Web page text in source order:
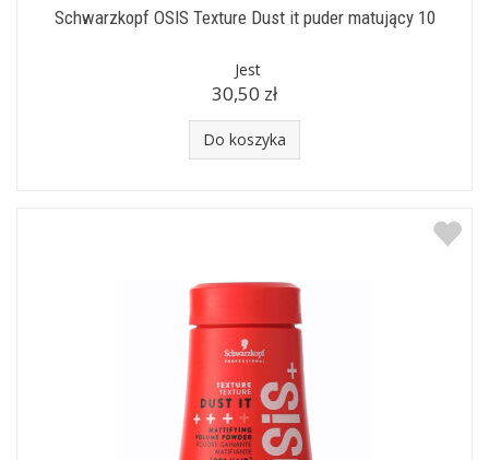
Schwarzkopf OSIS Texture Dust it puder matujący 10
Jest
30,50 zł
Do koszyka